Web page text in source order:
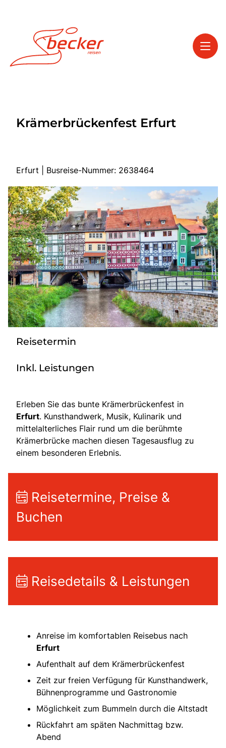
Service
Start
Tagesfahrten
Mehrtagesfahrten
Bus mieten
Katalog anfordern
Gutscheine
Service & Kontakt
Krämerbrückenfest Erfurt
Erfurt | Busreise-Nummer: 2638464
Reisetermin
Inkl. Leistungen
Erleben Sie das bunte Krämerbrückenfest in
Erfurt. Kunsthandwerk, Musik, Kulinarik und
mittelalterliches Flair rund um die berühmte
Krämerbrücke machen diesen Tagesausflug zu
einem besonderen Erlebnis.
Reisetermine, Preise &
Buchen
Reisedetails & Leistungen
Anreise im komfortablen Reisebus nach
Erfurt
Aufenthalt auf dem Krämerbrückenfest
Zeit zur freien Verfügung für Kunsthandwerk,
Bühnenprogramme und Gastronomie
Möglichkeit zum Bummeln durch die Altstadt
Rückfahrt am späten Nachmittag bzw.
Abend